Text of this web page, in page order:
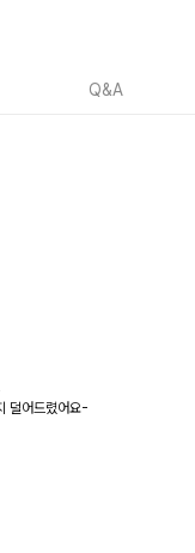
Q&A
덜어드렸어요-